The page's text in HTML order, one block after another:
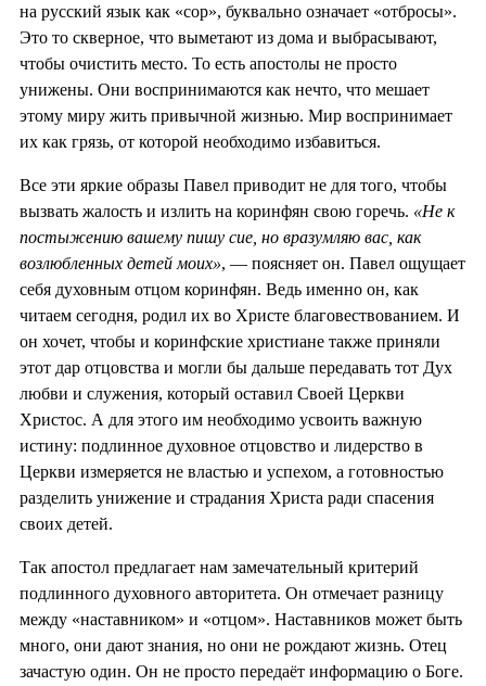
на русский язык как «сор», буквально означает «отбросы».
Это то скверное, что выметают из дома и выбрасывают,
чтобы очистить место. То есть апостолы не просто
унижены. Они воспринимаются как нечто, что мешает
этому миру жить привычной жизнью. Мир воспринимает
их как грязь, от которой необходимо избавиться.
Все эти яркие образы Павел приводит не для того, чтобы
вызвать жалость и излить на коринфян свою горечь. «Не к
постыжению вашему пишу сие, но вразумляю вас, как
возлюбленных детей моих», — поясняет он. Павел ощущает
себя духовным отцом коринфян. Ведь именно он, как
читаем сегодня, родил их во Христе благовествованием. И
он хочет, чтобы и коринфские христиане также приняли
этот дар отцовства и могли бы дальше передавать тот Дух
любви и служения, который оставил Своей Церкви
Христос. А для этого им необходимо усвоить важную
истину: подлинное духовное отцовство и лидерство в
Церкви измеряется не властью и успехом, а готовностью
разделить унижение и страдания Христа ради спасения
своих детей.
Так апостол предлагает нам замечательный критерий
подлинного духовного авторитета. Он отмечает разницу
между «наставником» и «отцом». Наставников может быть
много, они дают знания, но они не рождают жизнь. Отец
зачастую один. Он не просто передаёт информацию о Боге.